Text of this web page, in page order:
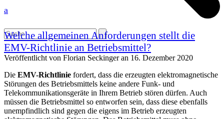
Open
mobile
menu
Close
mobile
menu
Search
a
Welche allgemeinen Anforderungen stellt die
EMV-Richtlinie an Betriebsmittel?
Veröffentlicht von Florian Seckingeran 16. Dezember 2020
Die EMV-Richtlinie fordert, dass die erzeugten elektromagnetische
Störungen des Betriebsmittels keine andere Funk- und
Telekommunikationsgeräte in Ihrem Betrieb stören dürfen. Auch
müssen die Betriebsmittel so entworfen sein, dass diese ebenfalls
unempfindlich sind gegen die eigens im Betrieb erzeugten